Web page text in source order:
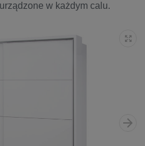
w każdym calu.